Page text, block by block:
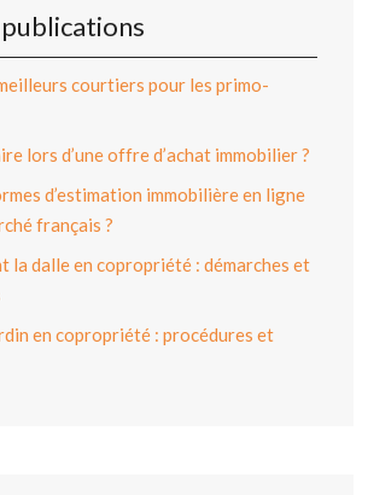
courtiers pour les primo-
lors d’une offre d’achat immobilier ?
d’estimation immobilière en ligne
français ?
la dalle en copropriété : démarches et
en copropriété : procédures et